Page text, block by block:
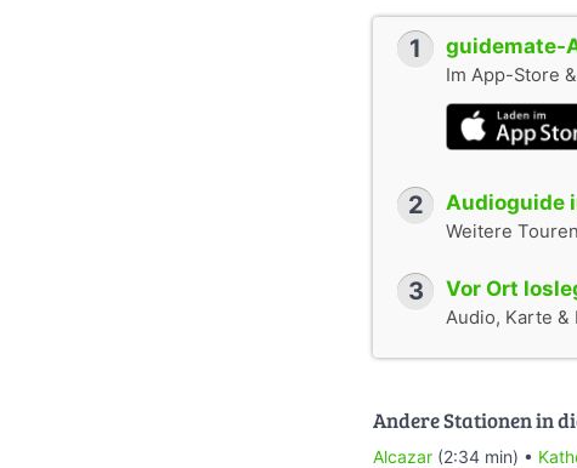
1 guidemate-
Im App-Store
2 Audioguide
Weitere
3 Vor Ort
Audio, Karte
Andere Stationen in
Alcazar (2:34 min) •